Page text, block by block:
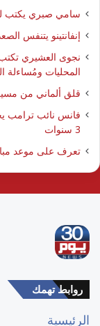
سامي صبري يكتب لـ «30 يوم»: المحليات.. الانتماء
إنفانتينو يتنفس
نجوى العشيري
المحليات ومُساءلة
قلق ألماني من
فانس نائب ترامب
3 سنوات
تعرف على موعد
روابط تهمك
الرئيسية